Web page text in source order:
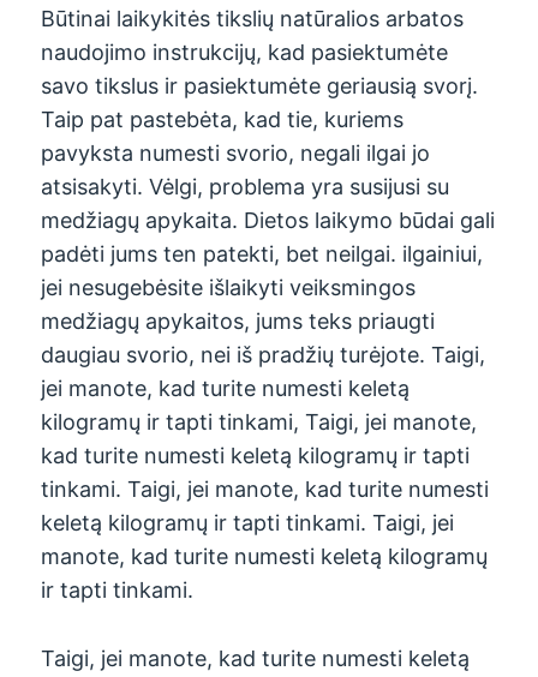
Būtinai laikykitės tikslių natūralios arbatos
naudojimo instrukcijų, kad pasiektumėte
savo tikslus ir pasiektumėte geriausią svorį.
Taip pat pastebėta, kad tie, kuriems
pavyksta numesti svorio, negali ilgai jo
atsisakyti. Vėlgi, problema yra susijusi su
medžiagų apykaita. Dietos laikymo būdai gali
padėti jums ten patekti, bet neilgai. ilgainiui,
jei nesugebėsite išlaikyti veiksmingos
medžiagų apykaitos, jums teks priaugti
daugiau svorio, nei iš pradžių turėjote. Taigi,
jei manote, kad turite numesti keletą
kilogramų ir tapti tinkami, Taigi, jei manote,
kad turite numesti keletą kilogramų ir tapti
tinkami. Taigi, jei manote, kad turite numesti
keletą kilogramų ir tapti tinkami. Taigi, jei
manote, kad turite numesti keletą kilogramų
ir tapti tinkami.
Taigi, jei manote, kad turite numesti keletą